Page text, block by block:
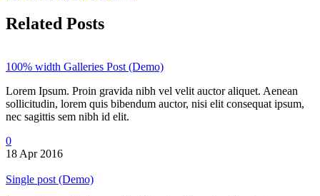
Related Posts
100% width Galleries Post (Demo)
Lorem Ipsum. Proin gravida nibh vel velit auctor aliquet. Aenean
sollicitudin, lorem quis bibendum auctor, nisi elit consequat ipsum,
nec sagittis sem nibh id elit.
0
18 Apr 2016
Single post (Demo)